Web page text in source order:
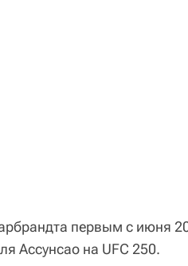
первым с июня
Ассунсао на UFC 250.